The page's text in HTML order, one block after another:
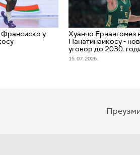
у
Хуанчо Ернангомез
Панатинаикосу -
уговор до 2030.
15. 07. 2026.